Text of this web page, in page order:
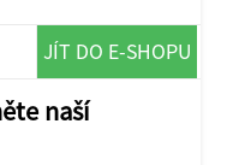
JÍT DO E-SHOPU
naší